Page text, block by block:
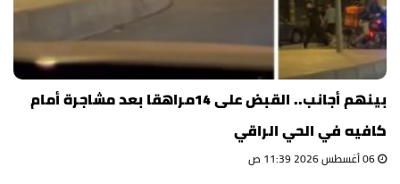
بينهم أجانب.. القبض على 14مراهقا بعد مشاجرة أمام
كافيه في الحي الراقي